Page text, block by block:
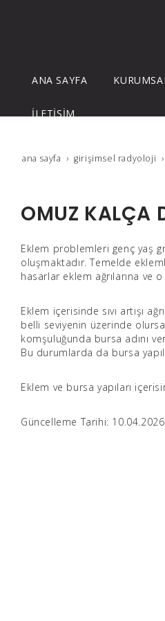
ANA SAYFA
İLETİŞİM
ana sayfa gi̇ri̇şi̇msel radyoloji̇
OMUZ KALÇA
Eklem problemleri genç yaş
oluşmaktadır. Temelde
hasarlar eklem ağrılarına ve
Eklem içerisinde sıvı artışı
belli seviyenin üzerinde
komşuluğunda bursa adını
Bu durumlarda da bursa
Eklem ve bursa yapıları
Güncelleme Tarihi: